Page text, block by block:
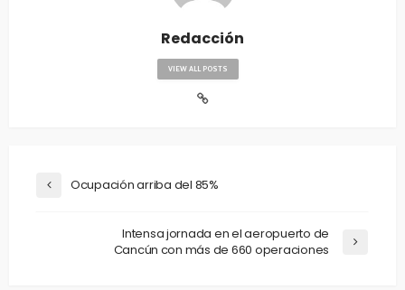
Redacción
VIEW ALL POSTS
Ocupación arriba del 85%
Intensa jornada en el aeropuerto de
Cancún con más de 660 operaciones